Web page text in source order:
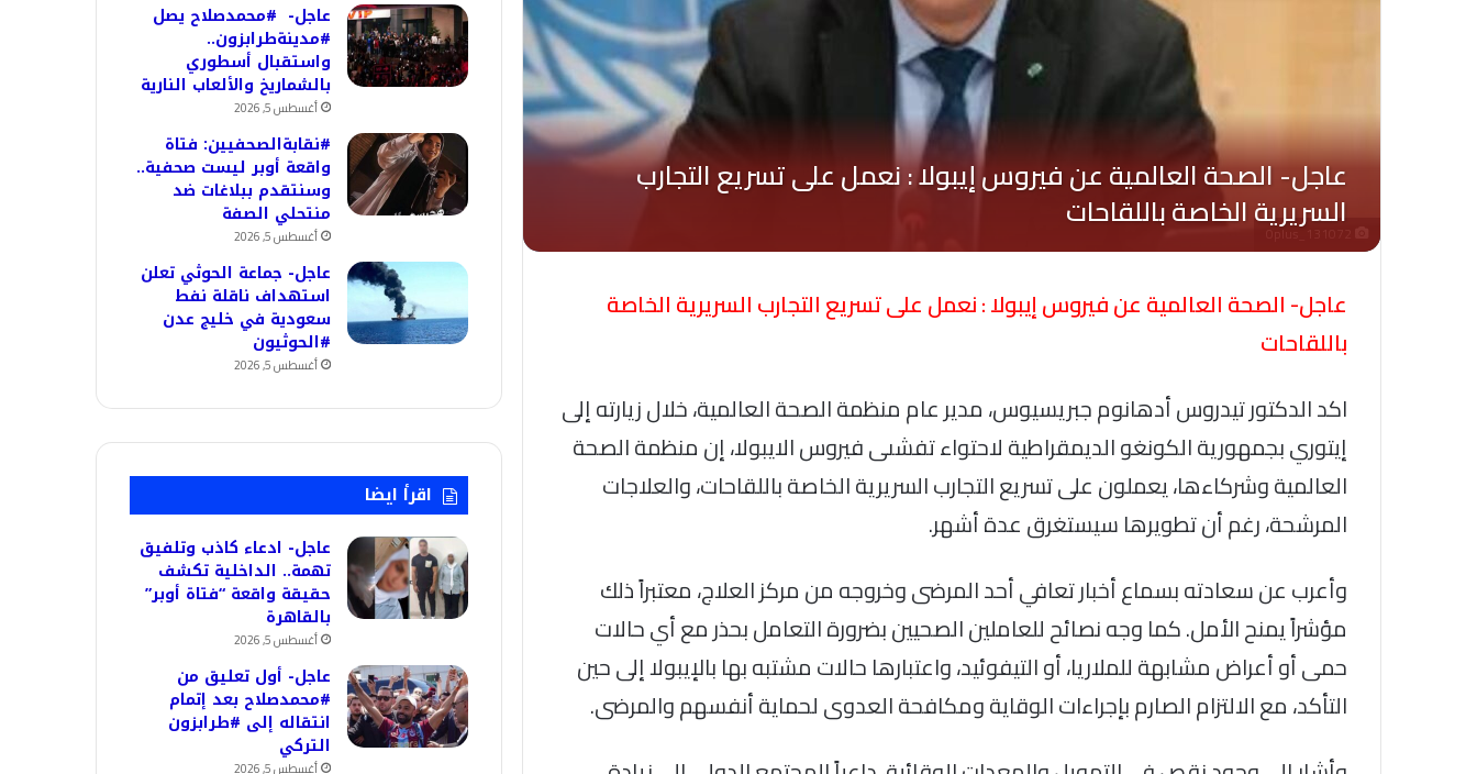
عاجل- الصحة العالمية عن فيروس إيبولا : نعمل على تسريع التجارب السريرية الخاصة
باللقاحات
اكد الدكتور تيدروس أدهانوم جبريسيوس، مدير عام منظمة الصحة العالمية، خلال زيارته إلى
إيتوري بجمهورية الكونغو الديمقراطية لاحتواء تفشىى فيروس الايبولا، إن منظمة الصحة
العالمية وشركاءها، يعملون على تسريع التجارب السريرية الخاصة باللقاحات، والعلاجات
المرشحة، رغم أن تطويرها سيستغرق عدة أشهر.
وأعرب عن سعادته بسماع أخبار تعافي أحد المرضى وخروجه من مركز العلاج، معتبراً ذلك
مؤشراً يمنح الأمل. كما وجه نصائح للعاملين الصحيين بضرورة التعامل بحذر مع أي حالات
حمى أو أعراض مشابهة للملاريا، أو التيفوئيد، واعتبارها حالات مشتبه بها بالإيبولا إلى حين
التأكد، مع الالتزام الصارم بإجراءات الوقاية ومكافحة العدوى لحماية أنفسهم والمرضى.
عاجل- #محمدصلاح يصل
#مدينةطرابزون..
واستقبال أسطوري
بالشماريخ والألعاب النارية
أغسطس 5, 2026
#نقابةالصحفيين: فتاة
واقعة أوبر ليست صحفية..
وسنتقدم ببلاغات ضد
منتحلي الصفة
أغسطس 5, 2026
عاجل- جماعة الحوثي تعلن
استهداف ناقلة نفط
سعودية في خليج عدن
#الحوثيون
أغسطس 5, 2026
اقرأ ايضا
عاجل- ادعاء كاذب وتلفيق
تهمة.. الداخلية تكشف
حقيقة واقعة “فتاة أوبر”
بالقاهرة
أغسطس 5, 2026
عاجل- أول تعليق من
#محمدصلاح بعد إتمام
انتقاله إلى #طرابزون
التركي
أغسطس 5, 2026